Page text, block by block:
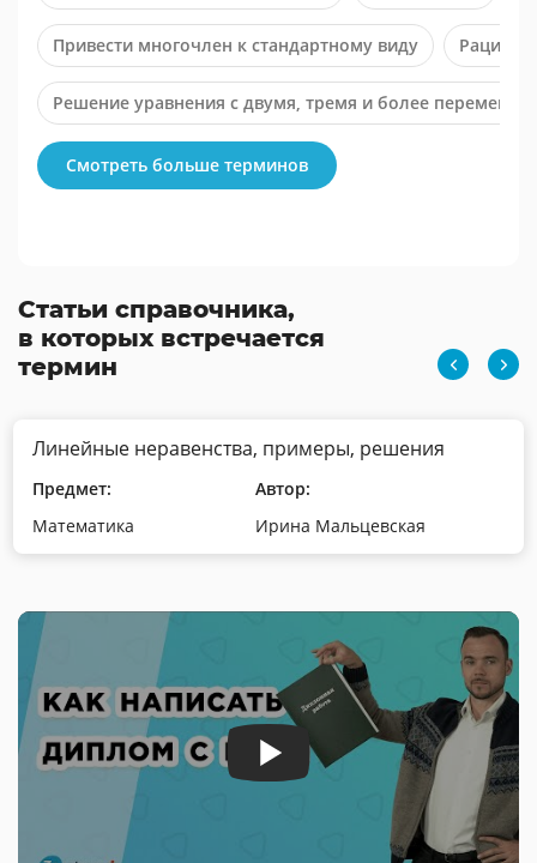
Привести многочлен к стандартному виду
Решение уравнения с двумя, тремя и более
Смотреть больше терминов
Статьи справочника,
в которых встречается
термин
Линейные неравенства, примеры, решения
Предмет:
Математика
Автор:
Ирина Мальцевская